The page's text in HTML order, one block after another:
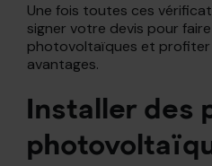
Une fois toutes ces
signer votre devis pour
photovoltaïques et profiter
avantages.
Installer des